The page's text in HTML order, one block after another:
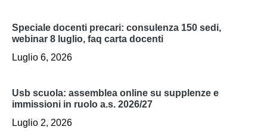
speciale docenti precari: consulenza 150 sedi,
webinar 8 luglio, faq carta docenti
Luglio 6, 2026
usb scuola: assemblea online su supplenze e
immissioni in ruolo a.s. 2026/27
Luglio 2, 2026